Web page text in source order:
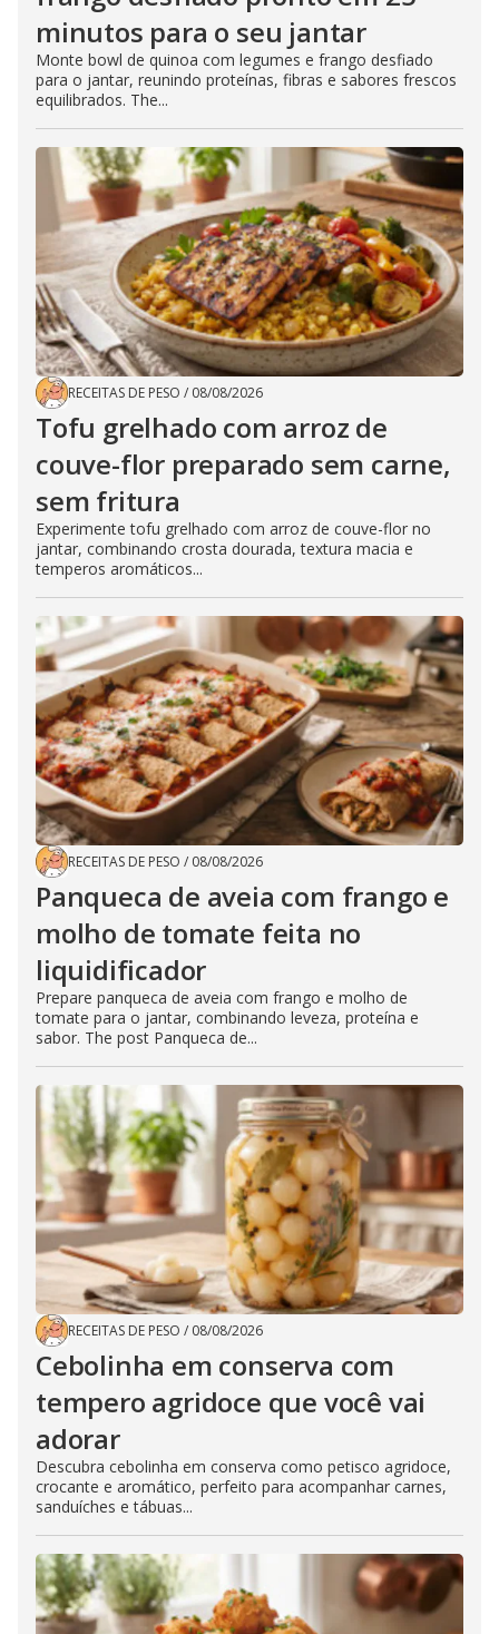
minutos para o seu jantar
Monte bowl de quinoa com legumes e frango desfiado
para o jantar, reunindo proteínas, fibras e sabores frescos
equilibrados. The...
RECEITAS DE PESO / 08/08/2026
Tofu grelhado com arroz de
couve-flor preparado sem carne,
sem fritura
Experimente tofu grelhado com arroz de couve-flor no
jantar, combinando crosta dourada, textura macia e
temperos aromáticos...
RECEITAS DE PESO / 08/08/2026
Panqueca de aveia com frango e
molho de tomate feita no
liquidificador
Prepare panqueca de aveia com frango e molho de
tomate para o jantar, combinando leveza, proteína e
sabor. The post Panqueca de...
RECEITAS DE PESO / 08/08/2026
Cebolinha em conserva com
tempero agridoce que você vai
adorar
Descubra cebolinha em conserva como petisco agridoce,
crocante e aromático, perfeito para acompanhar carnes,
sanduíches e tábuas...